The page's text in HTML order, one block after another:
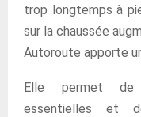
trop longtemps à
sur la chaussée
Autoroute apporte
Elle permet de
essentielles et